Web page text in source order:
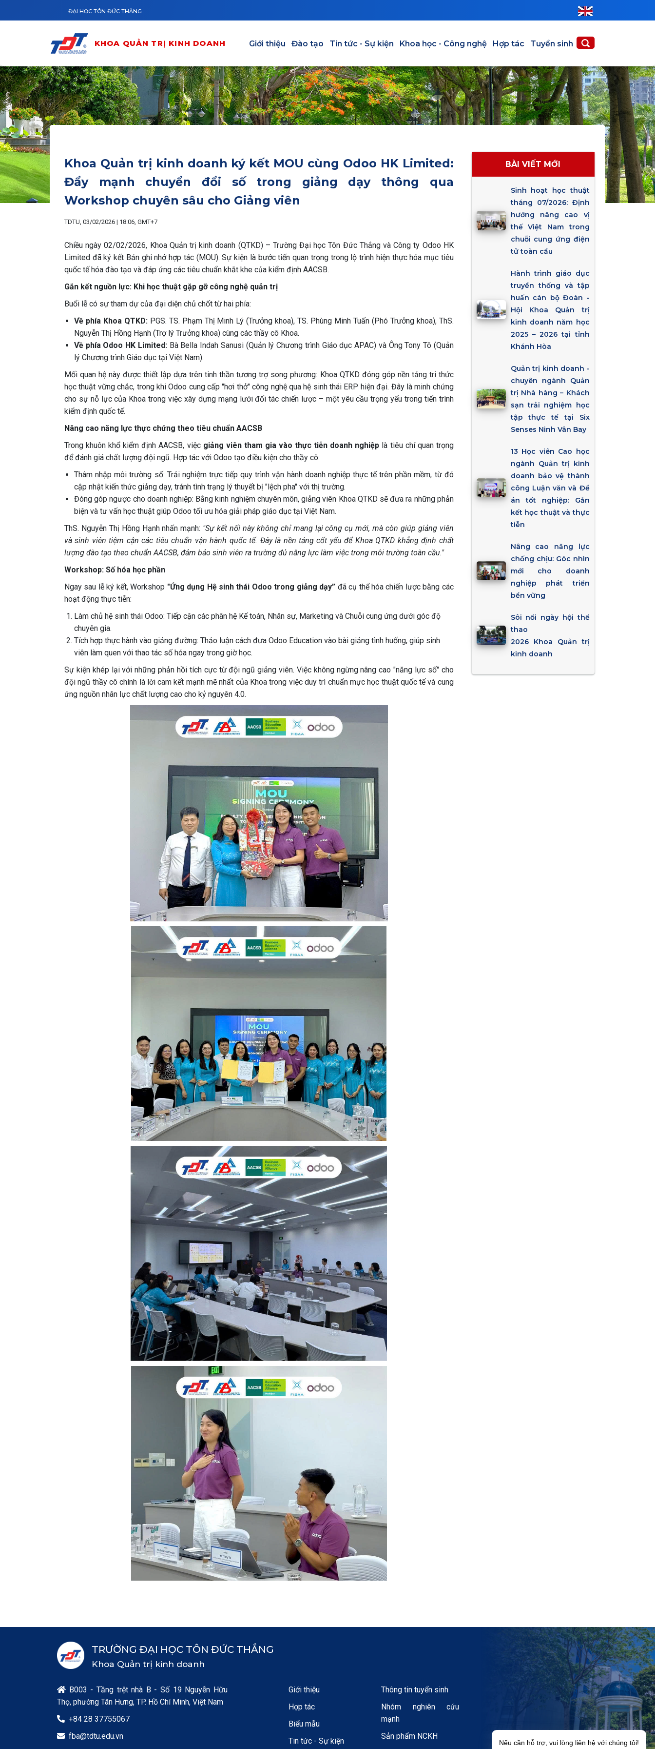
ĐẠI HỌC TÔN ĐỨC THẮNG
KHOA QUẢN TRỊ KINH DOANH Giới thiệu Đào tạo Tin tức - Sự kiện Khoa học - Công nghệ Hợp tác Tuyển sinh
Khoa Quản trị kinh doanh ký kết MOU cùng Odoo HK Limited:
Đẩy mạnh chuyển đổi số trong giảng dạy thông qua
Workshop chuyên sâu cho Giảng viên
TDTU, 03/02/2026 | 18:06, GMT+7
Chiều ngày 02/02/2026, Khoa Quản trị kinh doanh (QTKD) – Trường Đại học Tôn Đức Thắng và Công ty Odoo HK
Limited đã ký kết Bản ghi nhớ hợp tác (MOU). Sự kiện là bước tiến quan trọng trong lộ trình hiện thực hóa mục tiêu
quốc tế hóa đào tạo và đáp ứng các tiêu chuẩn khắt khe của kiểm định AACSB.
Gắn kết nguồn lực: Khi học thuật gặp gỡ công nghệ quản trị
Buổi lễ có sự tham dự của đại diện chủ chốt từ hai phía:
Về phía Khoa QTKD:PGS. TS. Phạm Thị Minh Lý (Trưởng khoa), TS. Phùng Minh Tuấn (Phó Trưởng khoa), ThS.
Nguyễn Thị Hồng Hạnh (Trợ lý Trưởng khoa) cùng các thầy cô Khoa.
Về phía Odoo HK Limited:Bà Bella Indah Sanusi (Quản lý Chương trình Giáo dục APAC) và Ông Tony Tô (Quản
lý Chương trình Giáo dục tại Việt Nam).
Mối quan hệ này được thiết lập dựa trên tinh thần tương trợ song phương: Khoa QTKD đóng góp nền tảng tri thức
học thuật vững chắc, trong khi Odoo cung cấp "hơi thở" công nghệ qua hệ sinh thái ERP hiện đại. Đây là minh chứng
cho sự nỗ lực của Khoa trong việc xây dựng mạng lưới đối tác chiến lược – một yêu cầu trọng yếu trong tiến trình
kiểm định quốc tế.
Nâng cao năng lực thực chứng theo tiêu chuẩn AACSB
Trong khuôn khổ kiểm định AACSB, việc giảng viên tham gia vào thực tiễn doanh nghiệp là tiêu chí quan trọng
để đánh giá chất lượng đội ngũ. Hợp tác với Odoo tạo điều kiện cho thầy cô:
Thâm nhập môi trường số: Trải nghiệm trực tiếp quy trình vận hành doanh nghiệp thực tế trên phần mềm, từ đó
cập nhật kiến thức giảng dạy, tránh tình trạng lý thuyết bị "lệch pha" với thị trường.
Đóng góp ngược cho doanh nghiệp: Bằng kinh nghiệm chuyên môn, giảng viên Khoa QTKD sẽ đưa ra những phản
biện và tư vấn học thuật giúp Odoo tối ưu hóa giải pháp giáo dục tại Việt Nam.
ThS. Nguyễn Thị Hồng Hạnh nhấn mạnh: "Sự kết nối này không chỉ mang lại công cụ mới, mà còn giúp giảng viên
và sinh viên tiệm cận các tiêu chuẩn vận hành quốc tế. Đây là nền tảng cốt yếu để Khoa QTKD khẳng định chất
lượng đào tạo theo chuẩn AACSB, đảm bảo sinh viên ra trường đủ năng lực làm việc trong môi trường toàn cầu."
Workshop: Số hóa học phần
Ngay sau lễ ký kết, Workshop "Ứng dụng Hệ sinh thái Odoo trong giảng dạy” đã cụ thể hóa chiến lược bằng các
hoạt động thực tiễn:
Làm chủ hệ sinh thái Odoo: Tiếp cận các phân hệ Kế toán, Nhân sự, Marketing và Chuỗi cung ứng dưới góc độ
chuyên gia.
Tích hợp thực hành vào giảng đường: Thảo luận cách đưa Odoo Education vào bài giảng tình huống, giúp sinh
viên làm quen với thao tác số hóa ngay trong giờ học.
Sự kiện khép lại với những phản hồi tích cực từ đội ngũ giảng viên. Việc không ngừng nâng cao "năng lực số" cho
đội ngũ thầy cô chính là lời cam kết mạnh mẽ nhất của Khoa trong việc duy trì chuẩn mực học thuật quốc tế và cung
ứng nguồn nhân lực chất lượng cao cho kỷ nguyên 4.0.
BÀI VIẾT MỚI
Sinh hoạt học thuật
tháng 07/2026: Định
hướng nâng cao vị
thế Việt Nam trong
chuỗi cung ứng điện
tử toàn cầu
Hành trình giáo dục
truyền thống và tập
huấn cán bộ Đoàn -
Hội Khoa Quản trị
kinh doanh năm học
2025 – 2026 tại tỉnh
Khánh Hòa
Quản trị kinh doanh -
chuyên ngành Quản
trị Nhà hàng – Khách
sạn trải nghiệm học
tập thực tế tại Six
Senses Ninh Vân Bay
13 Học viên Cao học
ngành Quản trị kinh
doanh bảo vệ thành
công Luận văn và Đề
án tốt nghiệp: Gắn
kết học thuật và thực
tiễn
Nâng cao năng lực
chống chịu: Góc nhìn
mới cho doanh
nghiệp phát triển
bền vững
Sôi nổi ngày hội thể
thao
2026 Khoa Quản trị
kinh doanh
Nếu cần hỗ trợ, vui lòng liên hệ với chúng tôi!
TRƯỜNG ĐẠI HỌC TÔN ĐỨC THẮNG
Khoa Quản trị kinh doanh
 B003 - Tầng trệt nhà B - Số 19 Nguyễn Hữu
Thọ, phường Tân Hưng, TP. Hồ Chí Minh, Việt Nam
 +84 28 37755067
 fba@tdtu.edu.vn
Giới thiệu
Hợp tác
Biểu mẫu
Tin tức - Sự kiện
Thông tin tuyển sinh
Nhóm nghiên cứu
mạnh
Sản phẩm NCKH